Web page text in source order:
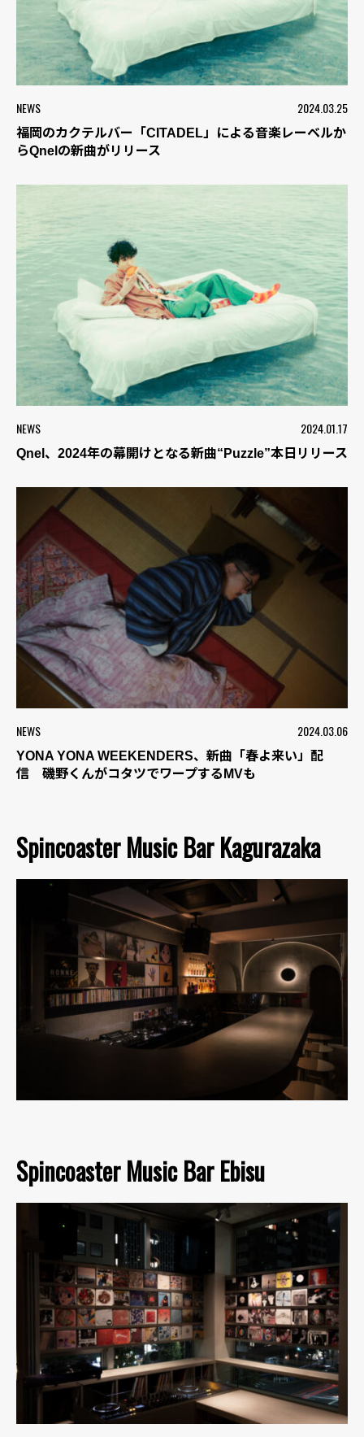
NEWS 2024.03.25
福岡のカクテルバー「CITADEL」による音楽レーベルか
らQnelの新曲がリリース
NEWS 2024.01.17
Qnel、2024年の幕開けとなる新曲“Puzzle”本日リリース
NEWS 2024.03.06
YONA YONA WEEKENDERS、新曲「春よ来い」配
信 磯野くんがコタツでワープするMVも
Spincoaster Music Bar Kagurazaka
Spincoaster Music Bar Ebisu